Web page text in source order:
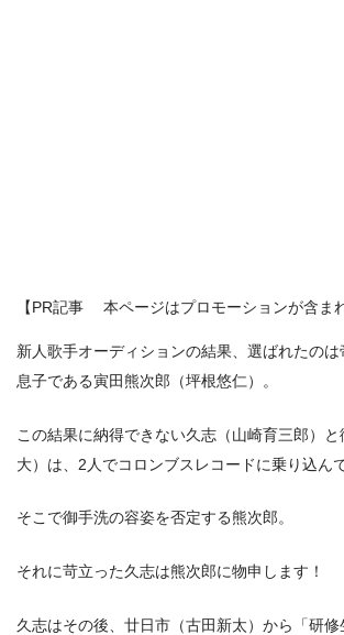
【PR記事 本ページはプロモーションが含ま
新人歌手オーディションの結果、選ばれたの
息子である寅田熊次郎（坪根悠仁）。
この結果に納得できない久志（山崎育三郎）
大）は、2人でコロンブスレコードに乗り込ん
そこで御手洗の容姿を否定する熊次郎。
それに苛立った久志は熊次郎に物申します！
久志はその後、廿日市（古田新太）から「研修